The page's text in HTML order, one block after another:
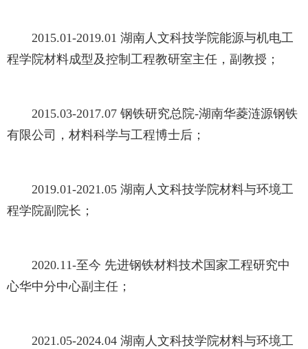
2015.01-2019.01 湖南人文科技学院能源与机电工
程学院材料成型及控制工程教研室主任，副教授；
2015.03-2017.07 钢铁研究总院-湖南华菱涟源钢铁
有限公司，材料科学与工程博士后；
2019.01-2021.05 湖南人文科技学院材料与环境工
程学院副院长；
2020.11-至今 先进钢铁材料技术国家工程研究中
心华中分中心副主任；
2021.05-2024.04 湖南人文科技学院材料与环境工